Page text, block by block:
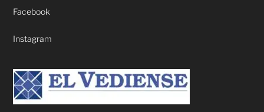
Facebook
Instagram